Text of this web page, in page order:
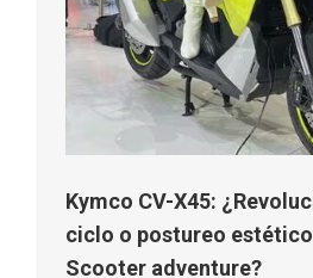
Kymco CV-X45:
ciclo o postureo
Scooter adventure?